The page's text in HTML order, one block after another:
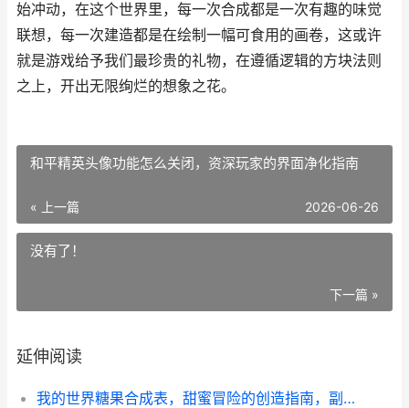
始冲动，在这个世界里，每一次合成都是一次有趣的味觉
联想，每一次建造都是在绘制一幅可食用的画卷，这或许
就是游戏给予我们最珍贵的礼物，在遵循逻辑的方块法则
之上，开出无限绚烂的想象之花。
和平精英头像功能怎么关闭，资深玩家的界面净化指南
« 上一篇 2026-06-26
没有了！
下一篇 »
延伸阅读
我的世界糖果合成表，甜蜜冒险的创造指南，副标题，当像素邂逅蜜糖的奇妙法则